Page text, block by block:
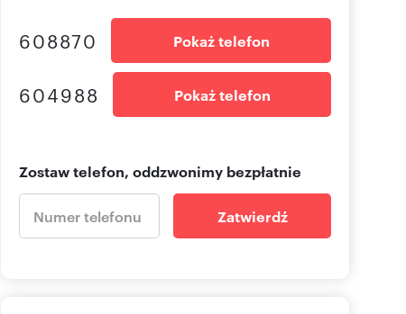
608870 Pokaż telefon
604988 Pokaż telefon
Zostaw telefon, oddzwonimy bezpłatnie
Zatwierdź